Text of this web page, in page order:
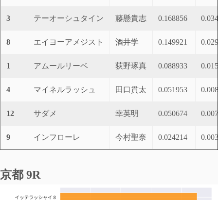
3 テーオーシュタイン 藤懸貴志 0.168856
8 エイヨーアメジスト 酒井学 0.149921
1 アムールリーベ 荻野琢真 0.088933
4 マイネルラッシュ 田口貫太 0.051953
12 サダメ 幸英明 0.050674
9 インフローレ 今村聖奈 0.024214
京都 9R